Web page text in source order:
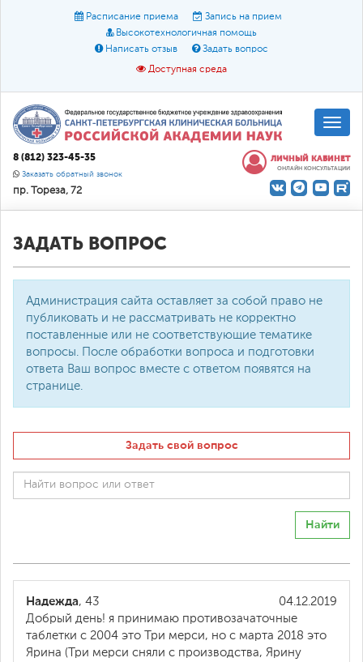
Расписание приема
Запись на прием
Высокотехнологичная помощь
Написать отзыв
Задать вопрос
Доступная среда
Размер шрифта: A A A
Цвет:
О доступной среде
8 (812) 323-45-35
Заказать обратный звонок
пр. Тореза, 72
ЛИЧНЫЙ КАБИНЕТ
ОНЛАЙН КОНСУЛЬТАЦИИ
ЗАДАТЬ ВОПРОС
Администрация сайта оставляет за собой право не
публиковать и не рассматривать не корректно
поставленные или не соответствующие тематике
вопросы. После обработки вопроса и подготовки
ответа Ваш вопрос вместе с ответом появятся на
странице.
Задать свой вопрос
Найти
04.12.2019
Надежда, 43
Добрый день! я принимаю противозачаточные
таблетки с 2004 это Три мерси, но с марта 2018 это
Ярина (Три мерси сняли с производства, Ярину